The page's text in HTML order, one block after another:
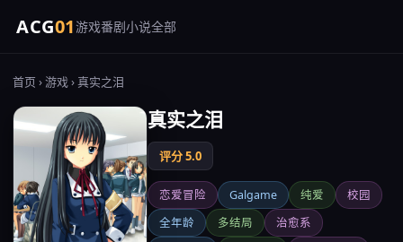
ACG01游戏番剧小说全部
首页 ›游戏› 真实之泪
真实之泪
评分 5.0
恋爱冒险 Galgame 纯爱
校园
全年龄
多结局
治愈系